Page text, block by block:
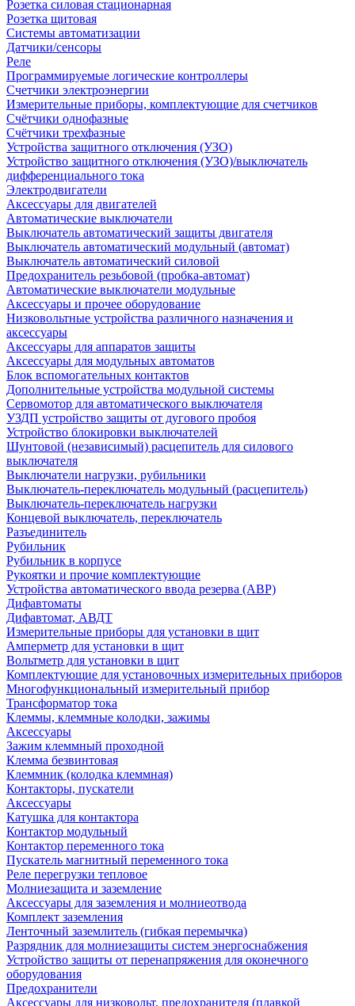
Розетка силовая стационарная
Розетка щитовая
Системы автоматизации
Датчики/сенсоры
Реле
Программируемые логические контроллеры
Счетчики электроэнергии
Измерительные приборы, комплектующие для счетчиков
Счётчики однофазные
Счётчики трехфазные
Устройства защитного отключения (УЗО)
Устройство защитного отключения (УЗО)/выключатель
дифференциального тока
Электродвигатели
Аксессуары для двигателей
Автоматические выключатели
Выключатель автоматический защиты двигателя
Выключатель автоматический модульный (автомат)
Выключатель автоматический силовой
Предохранитель резьбовой (пробка-автомат)
Автоматические выключатели модульные
Аксессуары и прочее оборудование
Низковольтные устройства различного назначения и
аксессуары
Аксессуары для аппаратов защиты
Аксессуары для модульных автоматов
Блок вспомогательных контактов
Дополнительные устройства модульной системы
Сервомотор для автоматического выключателя
УЗДП устройство защиты от дугового пробоя
Устройство блокировки выключателей
Шунтовой (независимый) расцепитель для силового
выключателя
Выключатели нагрузки, рубильники
Выключатель-переключатель модульный (расцепитель)
Выключатель-переключатель нагрузки
Концевой выключатель, переключатель
Разъединитель
Рубильник
Рубильник в корпусе
Рукоятки и прочие комплектующие
Устройства автоматического ввода резерва (АВР)
Дифавтоматы
Дифавтомат, АВДТ
Измерительные приборы для установки в щит
Амперметр для установки в щит
Вольтметр для установки в щит
Комплектующие для установочных измерительных приборов
Многофункциональный измерительный прибор
Трансформатор тока
Клеммы, клеммные колодки, зажимы
Аксессуары
Зажим клеммный проходной
Клемма безвинтовая
Клеммник (колодка клеммная)
Контакторы, пускатели
Аксессуары
Катушка для контактора
Контактор модульный
Контактор переменного тока
Пускатель магнитный переменного тока
Реле перегрузки тепловое
Молниезащита и заземление
Аксессуары для заземления и молниеотвода
Комплект заземления
Ленточный заземлитель (гибкая перемычка)
Разрядник для молниезащиты систем энергоснабжения
Устройство защиты от перенапряжения для оконечного
оборудования
Предохранители
Аксессуары для низковольт. предохранителя (плавкой